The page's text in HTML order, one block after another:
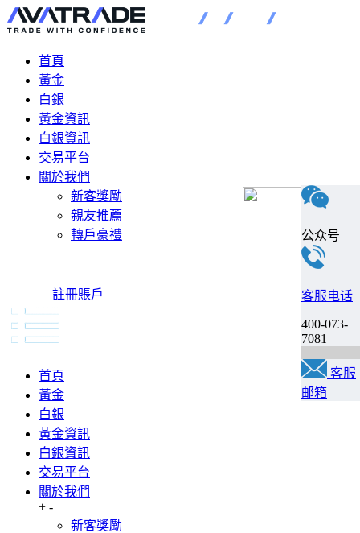
首頁
黃金
白銀
黃金資訊
白銀資訊
交易平台
關於我們
新客獎勵
親友推薦
轉戶豪禮
註冊賬戶
首頁
黃金
白銀
黃金資訊
白銀資訊
交易平台
關於我們
+ -
新客獎勵
公众号
客服电话
400-073-
7081
客服
邮箱